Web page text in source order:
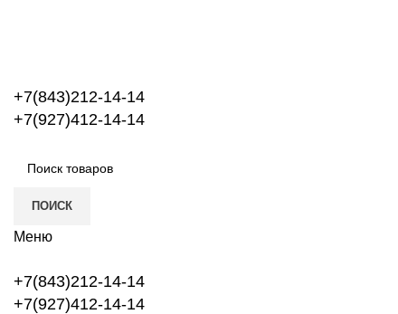
+7(843)212-14-14
+7(927)412-14-14
ПОИСК
Меню
+7(843)212-14-14
+7(927)412-14-14